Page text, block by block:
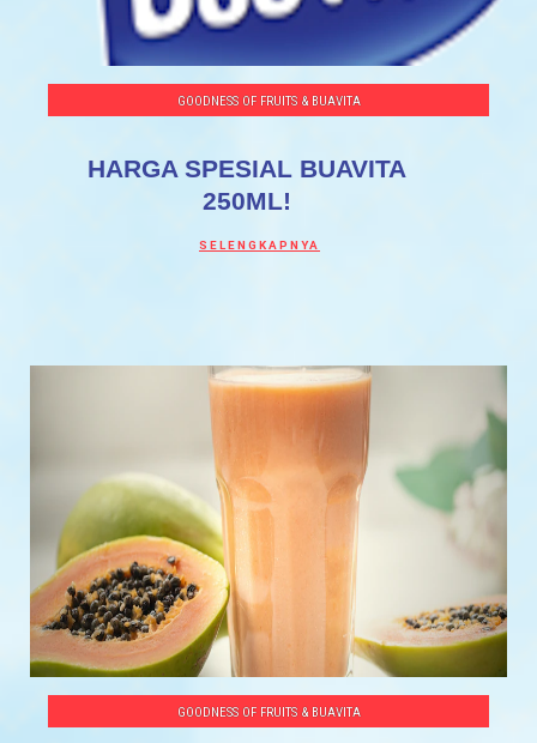
GOODNESS OF FRUITS & BUAVITA
HARGA SPESIAL BUAVITA
250ML!
SELENGKAPNYA
GOODNESS OF FRUITS & BUAVITA